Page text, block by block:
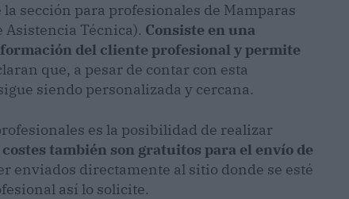
sección para profesionales de Mamparas
Asistencia Técnica). Consiste en una
del cliente profesional y permite
que, a pesar de contar con esta
siendo personalizada y cercana.
es la posibilidad de realizar
costes también son gratuitos para el envío de
enviados directamente al sitio donde se esté
así lo solicite.